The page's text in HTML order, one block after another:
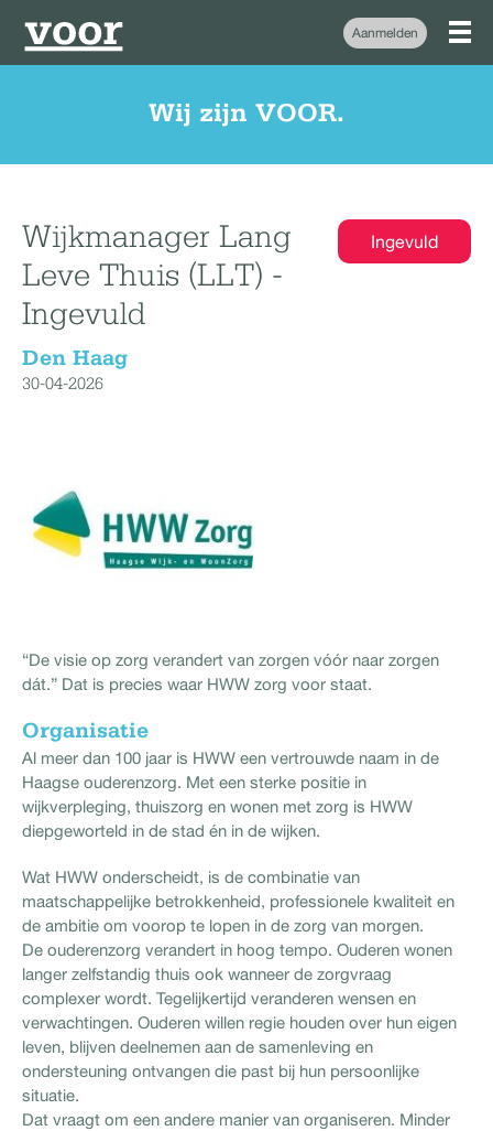
Aanmelden
Wij zijn VOOR.
Ingevuld
Wijkmanager Lang
Leve Thuis (LLT) -
Ingevuld
Den Haag
30-04-2026
“De visie op zorg verandert van zorgen vóór naar zorgen
dát.” Dat is precies waar HWW zorg voor staat.
Organisatie
Al meer dan 100 jaar is HWW een vertrouwde naam in de
Haagse ouderenzorg. Met een sterke positie in
wijkverpleging, thuiszorg en wonen met zorg is HWW
diepgeworteld in de stad én in de wijken.
Wat HWW onderscheidt, is de combinatie van
maatschappelijke betrokkenheid, professionele kwaliteit en
de ambitie om voorop te lopen in de zorg van morgen.
De ouderenzorg verandert in hoog tempo. Ouderen wonen
langer zelfstandig thuis ook wanneer de zorgvraag
complexer wordt. Tegelijkertijd veranderen wensen en
verwachtingen. Ouderen willen regie houden over hun eigen
leven, blijven deelnemen aan de samenleving en
ondersteuning ontvangen die past bij hun persoonlijke
situatie.
Dat vraagt om een andere manier van organiseren. Minder